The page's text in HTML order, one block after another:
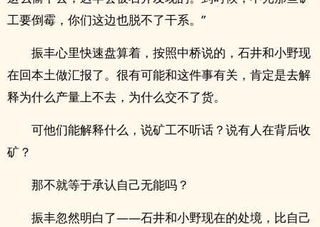
工要倒霉，你们这边也脱不了干系。”
振丰心里快速盘算着，按照中桥说的，石井和小野现
在回本土做汇报了。很有可能和这件事有关，肯定是去解
释为什么产量上不去，为什么交不了货。
可他们能解释什么，说矿工不听话？说有人在背后收
矿？
那不就等于承认自己无能吗？
振丰忽然明白了——石井和小野现在的处境，比自己